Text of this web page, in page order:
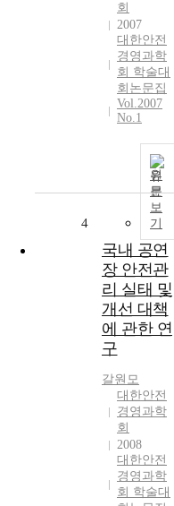
회
2007
대한안전
경영과학
회 학술대
회논문집
Vol.2007
No.1
원
문
보
기
4
국내 공연
장 안전관
리 실태 및
개선 대책
에 관한 연
구
갈원모
대한안전
경영과학
회
2008
대한안전
경영과학
회 학술대